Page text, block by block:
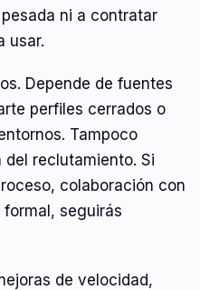
ni a contratar
usar.
Depende de fuentes
perfiles cerrados o
Tampoco
reclutamiento. Si
colaboración con
seguirás
de velocidad,